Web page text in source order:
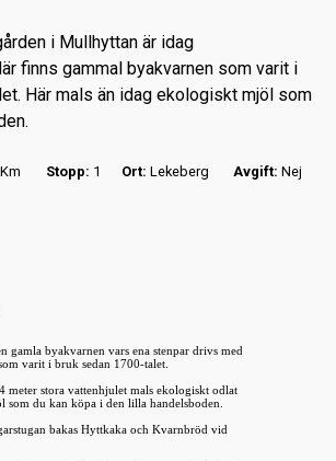
i Mullhyttan är idag
finns gammal byakvarnen som varit i
Här mals än idag ekologiskt mjöl som
Stopp: 1 Ort: Lekeberg Avgift: Nej
gamla byakvarnen vars ena stenpar drivs med
varit i bruk sedan 1700-talet.
meter stora vattenhjulet mals ekologiskt odlat
som du kan köpa i den lilla handelsboden.
bakas Hyttkaka och Kvarnbröd vid